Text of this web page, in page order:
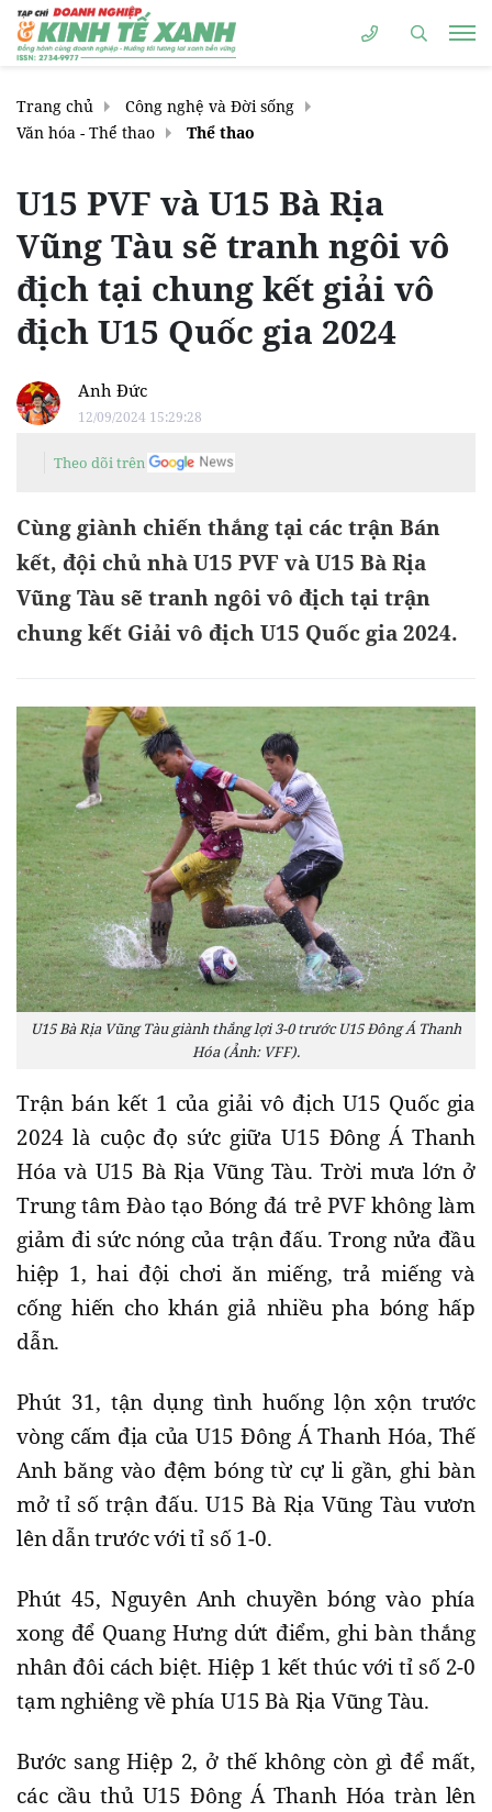
Trang chủ
Công nghệ và Đời sống
Văn hóa - Thể thao
Thể thao
U15 PVF và U15 Bà Rịa
Vũng Tàu sẽ tranh ngôi vô
địch tại chung kết giải vô
địch U15 Quốc gia 2024
Anh Đức
12/09/2024 15:29:28
Theo dõi trên
Cùng giành chiến thắng tại các trận Bán
kết, đội chủ nhà U15 PVF và U15 Bà Rịa
Vũng Tàu sẽ tranh ngôi vô địch tại trận
chung kết Giải vô địch U15 Quốc gia 2024.
U15 Bà Rịa Vũng Tàu giành thắng lợi 3-0 trước U15 Đông Á Thanh
Hóa (Ảnh: VFF).
Trận bán kết 1 của giải vô địch U15 Quốc gia
2024 là cuộc đọ sức giữa U15 Đông Á Thanh
Hóa và U15 Bà Rịa Vũng Tàu. Trời mưa lớn ở
Trung tâm Đào tạo Bóng đá trẻ PVF không làm
giảm đi sức nóng của trận đấu. Trong nửa đầu
hiệp 1, hai đội chơi ăn miếng, trả miếng và
cống hiến cho khán giả nhiều pha bóng hấp
dẫn.
Phút 31, tận dụng tình huống lộn xộn trước
vòng cấm địa của U15 Đông Á Thanh Hóa, Thế
Anh băng vào đệm bóng từ cự li gần, ghi bàn
mở tỉ số trận đấu. U15 Bà Rịa Vũng Tàu vươn
lên dẫn trước với tỉ số 1-0.
Phút 45, Nguyên Anh chuyền bóng vào phía
xong để Quang Hưng dứt điểm, ghi bàn thắng
nhân đôi cách biệt. Hiệp 1 kết thúc với tỉ số 2-0
tạm nghiêng về phía U15 Bà Rịa Vũng Tàu.
Bước sang Hiệp 2, ở thế không còn gì để mất,
các cầu thủ U15 Đông Á Thanh Hóa tràn lên